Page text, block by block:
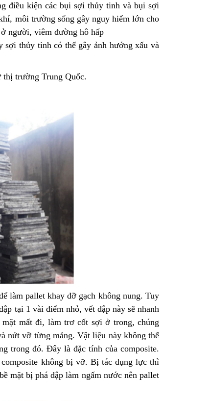
điều kiện các bụi sợi thủy tinh và bụi sợi
môi trường sống gây nguy hiểm lớn cho
người, viêm đường hô hấp
sợi thủy tinh có thể gây ảnh hướng xấu và
thị trường Trung Quốc.
làm pallet khay đỡ gạch không nung. Tuy
tại 1 vài điểm nhỏ, vết dập này sẽ nhanh
mặt mất đi, làm trơ cốt sợi ở trong, chúng
nứt vỡ từng mảng. Vật liệu này không thể
trong đó. Đây là đặc tính của composite.
không bị vỡ. Bị tác dụng lực thì
mặt bị phá dập làm ngấm nước nên pallet